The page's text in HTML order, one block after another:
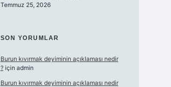
Temmuz 25, 2026
SON YORUMLAR
Burun kıvırmak deyiminin açıklaması nedir
?için admin
Burun kıvırmak deyiminin açıklaması nedir